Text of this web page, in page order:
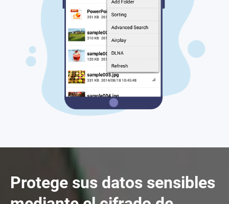
Protege sus datos sensibles